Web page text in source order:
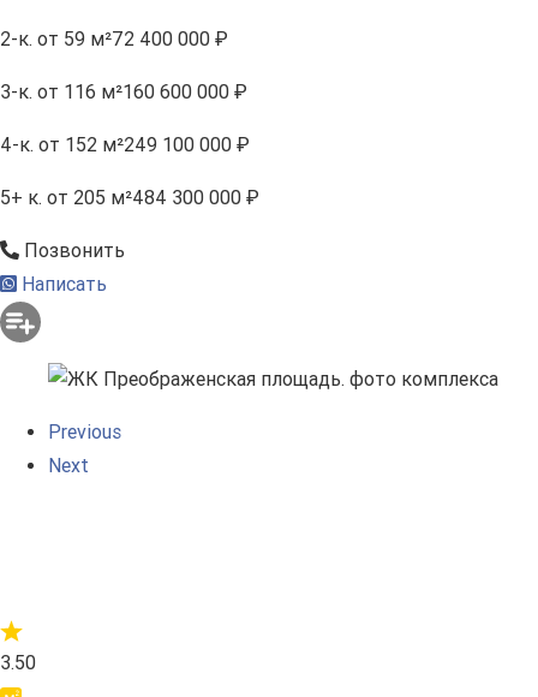
2-к. от 59 м²72 400 000 ₽
3-к. от 116 м²160 600 000 ₽
4-к. от 152 м²249 100 000 ₽
5+ к. от 205 м²484 300 000 ₽
Позвонить
Написать
Previous
Next
3.50